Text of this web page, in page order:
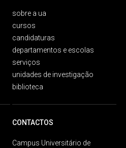
sobre a ua
cursos
candidaturas
departamentos e escolas
serviços
unidades de investigação
biblioteca
CONTACTOS
Campus Universitário de